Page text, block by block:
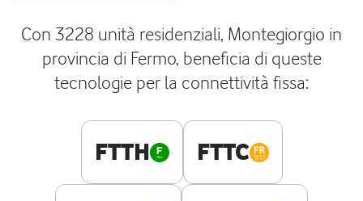
Con 3228 unità residenziali, Montegiorgio in
provincia di Fermo, beneficia di queste
tecnologie per la connettività fissa:
FTTH FTTC